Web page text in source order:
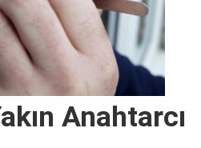
Anahtarcı